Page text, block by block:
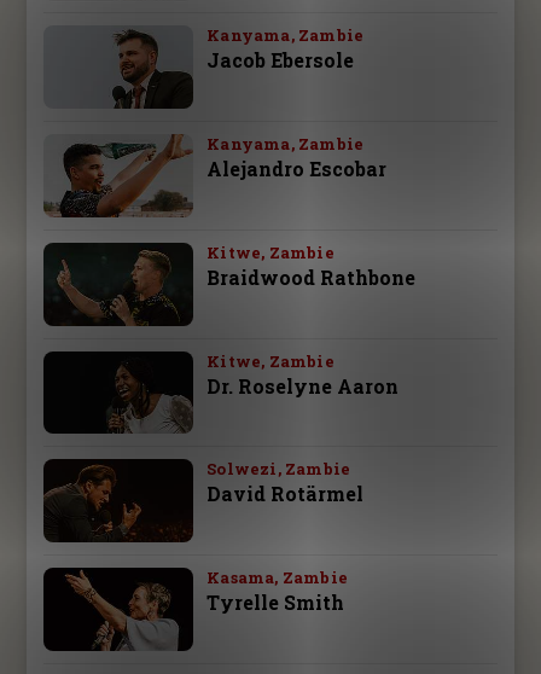
Kanyama, Zambie
Jacob Ebersole
Kanyama, Zambie
Alejandro Escobar
Kitwe, Zambie
Braidwood Rathbone
Kitwe, Zambie
Dr. Roselyne Aaron
Solwezi, Zambie
David Rotärmel
Kasama, Zambie
Tyrelle Smith